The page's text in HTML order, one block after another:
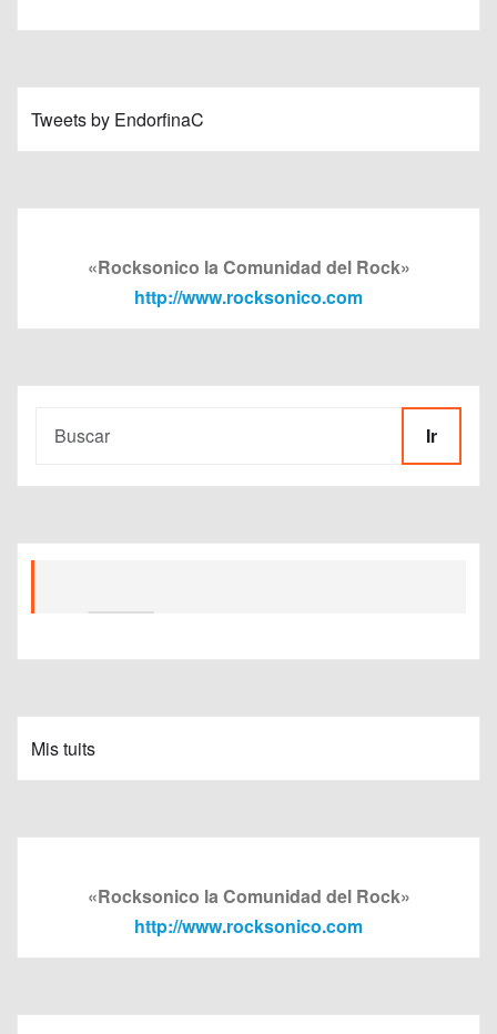
Tweets by EndorfinaC
«Rocksonico la Comunidad del Rock»
http://www.rocksonico.com
Ir
Mis tuits
«Rocksonico la Comunidad del Rock»
http://www.rocksonico.com